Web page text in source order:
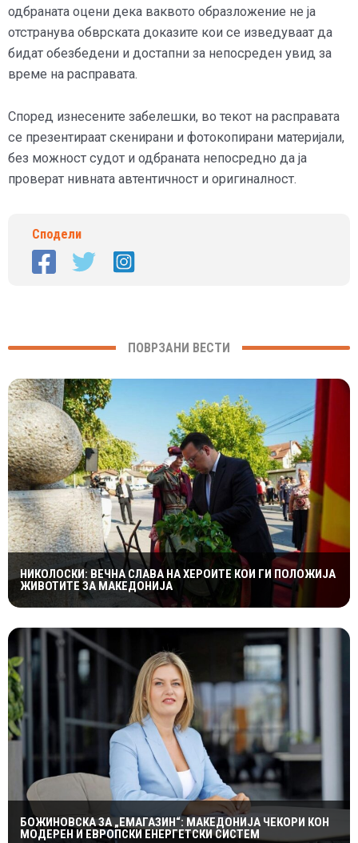
одбраната оцени дека ваквото образложение не ја
отстранува обврската доказите кои се изведуваат да
бидат обезбедени и достапни за непосреден увид за
време на расправата.
Според изнесените забелешки, во текот на расправата
се презентираат скенирани и фотокопирани материјали,
без можност судот и одбраната непосредно да ја
проверат нивната автентичност и оригиналност.
Сподели
ПОВРЗАНИ ВЕСТИ
НИКОЛОСКИ: ВЕЧНА СЛАВА НА ХЕРОИТЕ КОИ ГИ ПОЛОЖИЈА
ЖИВОТИТЕ ЗА МАКЕДОНИЈА
БОЖИНОВСКА ЗА „ЕМАГАЗИН“: МАКЕДОНИЈА ЧЕКОРИ КОН
МОДЕРЕН И ЕВРОПСКИ ЕНЕРГЕТСКИ СИСТЕМ